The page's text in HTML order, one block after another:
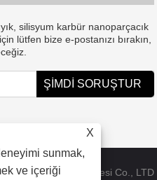
silisyum karbür nanoparçacık
lütfen bize e-postanızı bırakın,
teknoloji malzemesi Co., LTD
X
sunmak,
ve içeriği